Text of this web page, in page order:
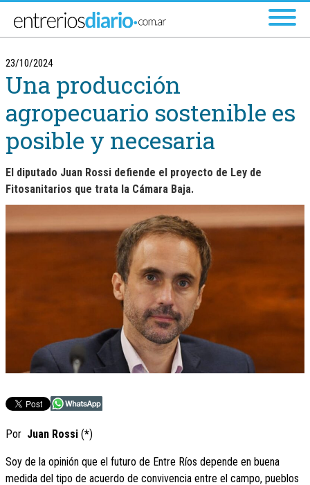
23/10/2024
Una producción
agropecuario sostenible es
posible y necesaria
El diputado Juan Rossi defiende el proyecto de Ley de
Fitosanitarios que trata la Cámara Baja.
Por Juan Rossi (*)
Soy de la opinión que el futuro de Entre Ríos depende en buena
medida del tipo de acuerdo de convivencia entre el campo, pueblos